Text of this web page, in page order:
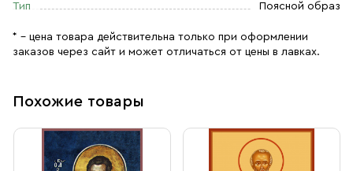
Тип Поясной образ
* – цена товара действительна только при оформлении
заказов через сайт и может отличаться от цены в лавках.
Похожие товары